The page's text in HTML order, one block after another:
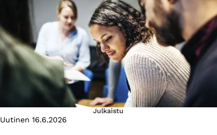
Julkaistu
Uutinen 16.6.2026